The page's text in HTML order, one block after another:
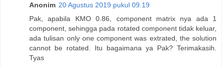
Anonim 20 Agustus 2019 pukul 09.19
Pak, apabila KMO 0.86, component matrix nya ada 1
component, sehingga pada rotated component tidak keluar,
ada tulisan only one component was extrated, the solution
cannot be rotated. Itu bagaimana ya Pak? Terimakasih.
Tyas